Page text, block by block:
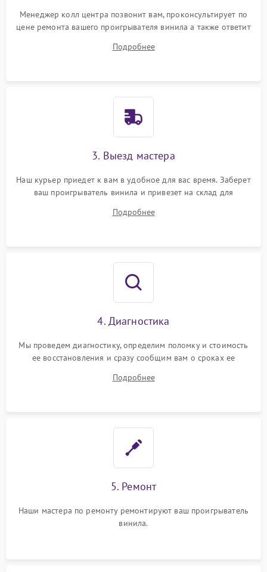
Менеджер колл центра позвонит вам, проконсультирует по
цене ремонта вашего проигрывателя винила а также ответит
Подробнее
3. Выезд мастера
Наш курьер приедет к вам в удобное для вас время. Заберет
ваш проигрыватель винила и привезет на склад для
Подробнее
4. Диагностика
Мы проведем диагностику, определим поломку и стоимость
ее восстановления и сразу сообщим вам о сроках ее
Подробнее
5. Ремонт
Наши мастера по ремонту ремонтируют ваш проигрыватель
винила.